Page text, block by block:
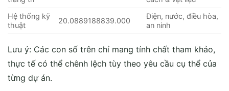
thực tế có thể chênh lệch tùy theo yêu cầu cụ thể của
từng dự án.
công tại Thủ Đức thường thấp hơn, giúp chủ đầu tư tối
ưu ngân sách và dễ dàng mở rộng quy mô khi cần
thiết.